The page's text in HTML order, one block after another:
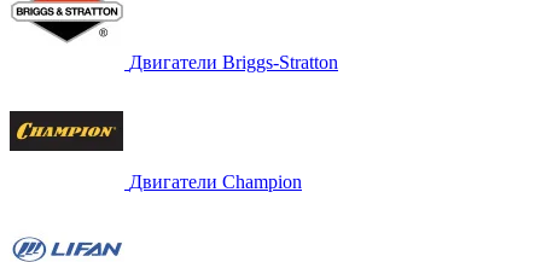
Двигатели Briggs-Stratton
Двигатели Champion